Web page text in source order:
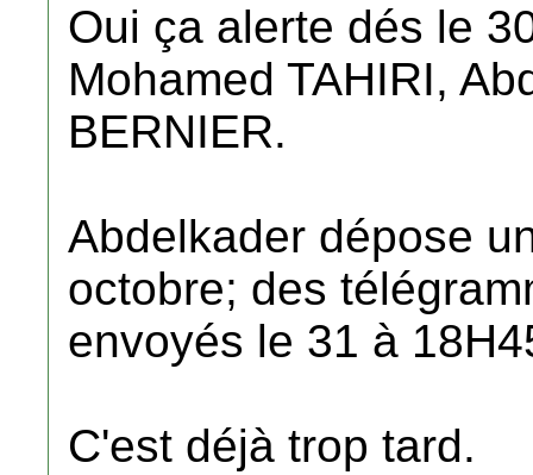
Oui ça alerte dés le
Mohamed TAHIRI,
BERNIER.
Abdelkader dépose
octobre; des
envoyés le 31 à
C'est déjà trop tard.